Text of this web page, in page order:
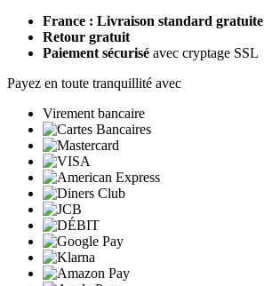
France : Livraison standard gratuite
Retour gratuit
Paiement sécurisé avec cryptage SSL
Payez en toute tranquillité avec
Virement bancaire